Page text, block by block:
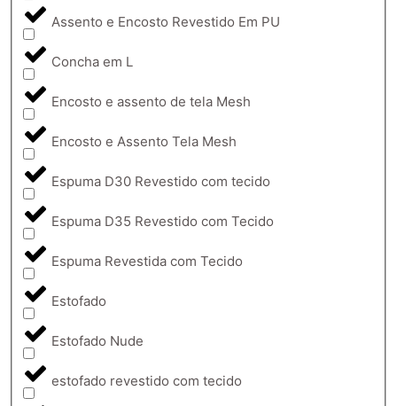
Assento e Encosto Revestido Em PU
Concha em L
Encosto e assento de tela Mesh
Encosto e Assento Tela Mesh
Espuma D30 Revestido com tecido
Espuma D35 Revestido com Tecido
Espuma Revestida com Tecido
Estofado
Estofado Nude
estofado revestido com tecido